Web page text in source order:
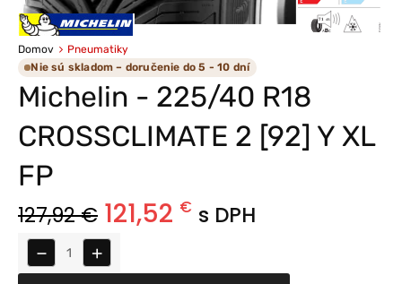
Domov
Pneumatiky
Nie sú skladom – doručenie do 5 - 10 dní
Michelin - 225/40 R18
CROSSCLIMATE 2 [92] Y XL
FP
127,92€ 121,52 € s DPH
− +